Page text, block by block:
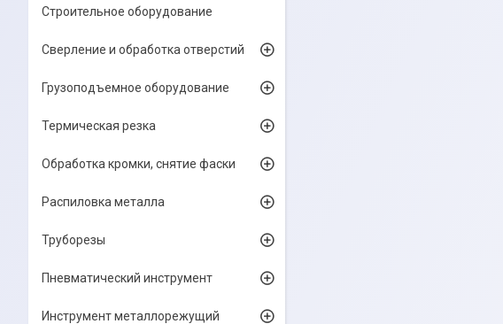
Строительное оборудование
Сверление и обработка отверстий
Грузоподъемное оборудование
Термическая резка
Обработка кромки, снятие фаски
Распиловка металла
Труборезы
Пневматический инструмент
Инструмент металлорежущий